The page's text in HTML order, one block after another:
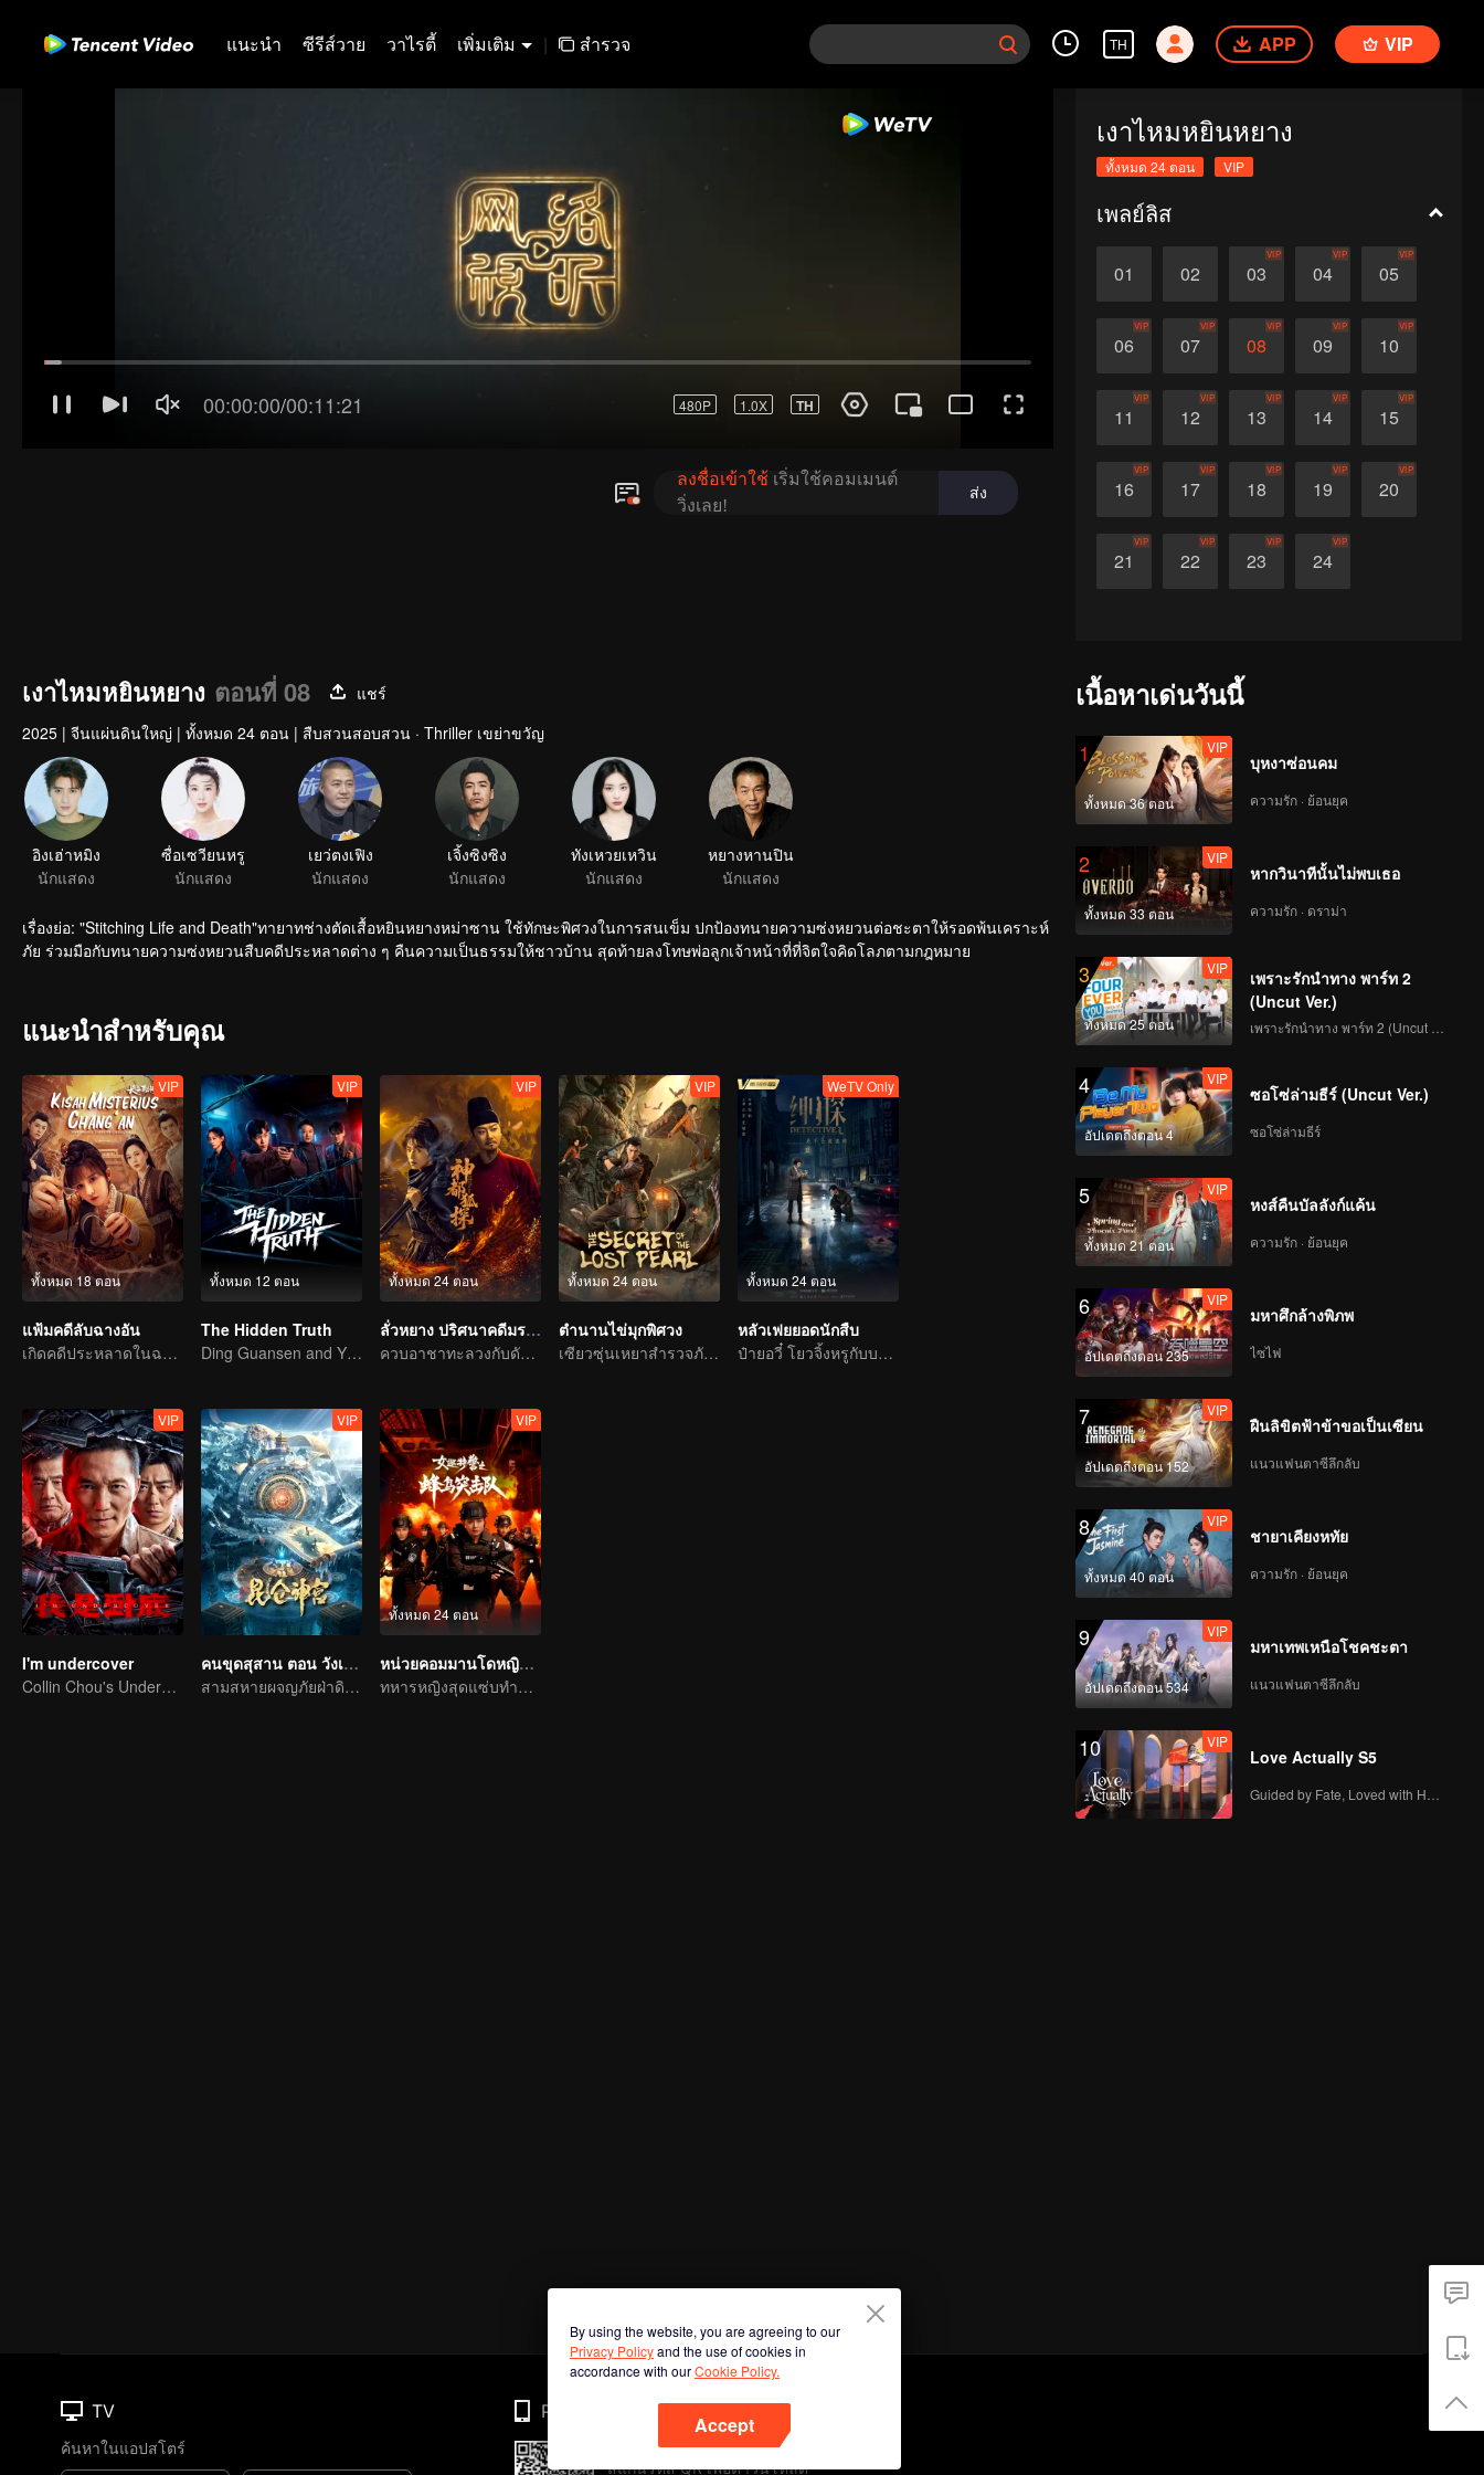
แนะนำ ซีรีส์วาย วาไรตี้ เพิ่มเติม | สำรวจ TH APP VIP
เงาไหมหยินหยาง
ทั้งหมด 24 ตอน VIP
เพลย์ลิส
01 02 03
VIP
04
VIP
05
VIP
06
VIP
07
VIP
08
VIP
09
VIP
10
VIP
11
VIP
12
VIP
13
VIP
14
VIP
15
VIP
16
VIP
17
VIP
18
VIP
19
VIP
20
VIP
21
VIP
22
VIP
23
VIP
24
VIP
เงาไหมหยินหยาง ตอนที่ 08
แชร์
2025 | จีนแผ่นดินใหญ่ | ทั้งหมด 24 ตอน | สืบสวนสอบสวน · Thriller เขย่าขวัญ
อิงเฮ่าหมิง
นักแสดง
ซื่อเซวียนหรู
นักแสดง
เยว่ตงเฟิง
นักแสดง
เจิ้งซิงซิง
นักแสดง
ทังเหวยเหวิน
นักแสดง
หยางหานปิน
นักแสดง
เรื่องย่อ: "Stitching Life and Death"ทายาทช่างตัดเสื้อหยินหยางหม่าซาน ใช้ทักษะพิศวงในการสนเข็ม ปกป้องทนายความซ่งหยวนต่อชะตาให้รอดพ้นเคราะห์
ภัย ร่วมมือกับทนายความซ่งหยวนสืบคดีประหลาดต่าง ๆ คืนความเป็นธรรมให้ชาวบ้าน สุดท้ายลงโทษพ่อลูกเจ้าหน้าที่ที่จิตใจคิดโลภตามกฎหมาย
แนะนำสำหรับคุณ
ทั้งหมด 18 ตอน
VIP
แฟ้มคดีลับฉางอัน
เกิดคดีประหลาดในฉางอันบ่อยครั้ง คนใจกล้าเชิญเข้ามา
ทั้งหมด 12 ตอน
VIP
The Hidden Truth
Ding Guansen and Yin Xiaotian star in this gritty crime thriller centered on a long-buried cold case.
ทั้งหมด 24 ตอน
VIP
ลั่วหยาง ปริศนาคดีมรณะ
ควบอาชาทะลวงกับดัก สืบคดีปริศนาแห่งนครเทพ
ทั้งหมด 24 ตอน
VIP
ตำนานไข่มุกพิศวง
เซียวซุ่นเหยาสำรวจภัยชิงสมบัติ ทำลายคำสาปโลหิต
ทั้งหมด 24 ตอน
WeTV Only
หลัวเฟยยอดนักสืบ
ป๋ายอวี๋ โยวจิ้งหรูกับบทบาทนักสืบแห่งประชาชาติ
VIP
I'm undercover
Collin Chou's Undercover War
VIP
คนขุดสุสาน ตอน วังเทพคุนหลุน
สามสหายผจญภัยฝ่าดินแดนลึกลับคุนหลุน
ทั้งหมด 24 ตอน
VIP
หน่วยคอมมานโดหญิงแกร่ง
ทหารหญิงสุดแซ่บทำลายล้างเหล่าร้าย
เนื้อหาเด่นวันนี้
1
ทั้งหมด 36 ตอน
VIP
บุหงาซ่อนคม
ความรัก · ย้อนยุค
2
ทั้งหมด 33 ตอน
VIP
หากวินาทีนั้นไม่พบเธอ
ความรัก · ดราม่า
3
ทั้งหมด 25 ตอน
VIP
เพราะรักนำทาง พาร์ท 2
(Uncut Ver.)
4
อัปเดตถึงตอน 4
VIP
ซอโซ่ล่ามธีร์ (Uncut Ver.)
ซอโซ่ล่ามธีร์
5
ทั้งหมด 21 ตอน
VIP
หงส์คืนบัลลังก์แค้น
ความรัก · ย้อนยุค
6
อัปเดตถึงตอน 235
VIP
มหาศึกล้างพิภพ
ไซไฟ
7
อัปเดตถึงตอน 152
VIP
ฝืนลิขิตฟ้าข้าขอเป็นเซียน
แนวแฟนตาซีลึกลับ
8
ทั้งหมด 40 ตอน
VIP
ชายาเคียงหทัย
ความรัก · ย้อนยุค
9
อัปเดตถึงตอน 534
VIP
มหาเทพเหนือโชคชะตา
แนวแฟนตาซีลึกลับ
10 VIP
Love Actually S5
By using the website, you are agreeing to our
Privacy Policyand the use of cookies in
accordance with ourCookie Policy.
Accept
TV
ค้นหาในแอปสโตร์
Phone
สแกนรหัส QR เพื่อดาวน์โหลด